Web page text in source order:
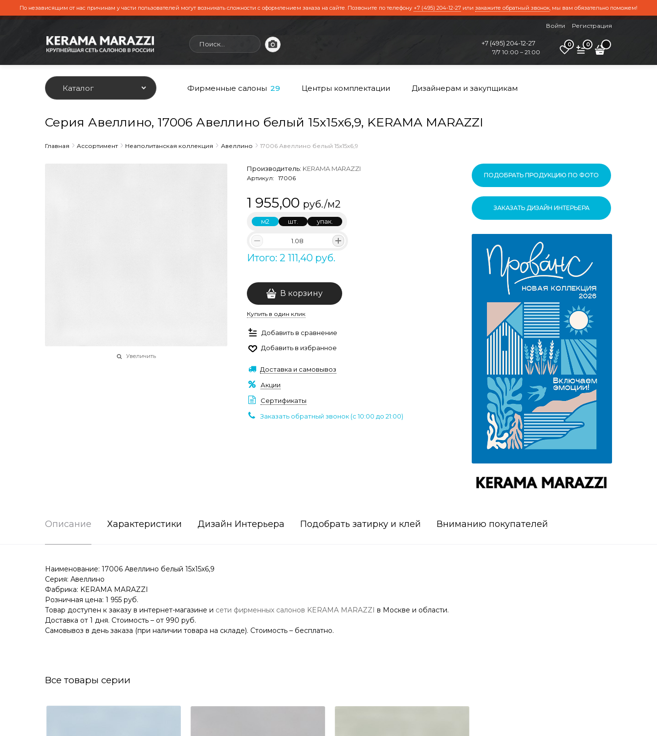
По независящим от нас причинам у части пользователей могут возникать сложности с оформлением заказа на сайте. Позвоните по телефону +7 (495) 204-12-27 или закажите обратный звонок, мы вам обязательно поможем!
Войти Регистрация
+7 (495) 204-12-27
7/7 10:00 – 21:00
0 0
Каталог Фирменные салоны 29 Центры комплектации Дизайнерам и закупщикам
Серия Авеллино, 17006 Авеллино белый 15х15х6,9, KERAMA MARAZZI
Главная Ассортимент Неаполитанская коллекция Авеллино 17006 Авеллино белый 15х15х6,9
Увеличить
Производитель: KERAMA MARAZZI
Артикул: 17006
1 955,00 руб./м2
м2 шт. упак.
Итого: 2 111,40 руб.
В корзину
Купить в один клик
Добавить в сравнение
Добавить в избранное
Доставка и самовывоз
Акции
Сертификаты
Заказать обратный звонок (c 10:00 до 21:00)
ПОДОБРАТЬ ПРОДУКЦИЮ ПО ФОТО
ЗАКАЗАТЬ ДИЗАЙН ИНТЕРЬЕРА
Описание Характеристики Дизайн Интерьера Подобрать затирку и клей Вниманию покупателей
Наименование: 17006 Авеллино белый 15х15х6,9
Серия: Авеллино
Фабрика: KERAMA MARAZZI
Розничная цена: 1 955 руб.
Товар доступен к заказу в интернет-магазине и сети фирменных салонов KERAMA MARAZZI в Москве и области.
Доставка от 1 дня. Стоимость – от 990 руб.
Самовывоз в день заказа (при наличии товара на складе). Стоимость – бесплатно.
Все товары серии